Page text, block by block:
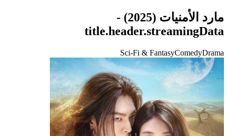
مارد الأمنيات (
2025
) -
title.header.streamingData
Sci-Fi & FantasyComedyDrama